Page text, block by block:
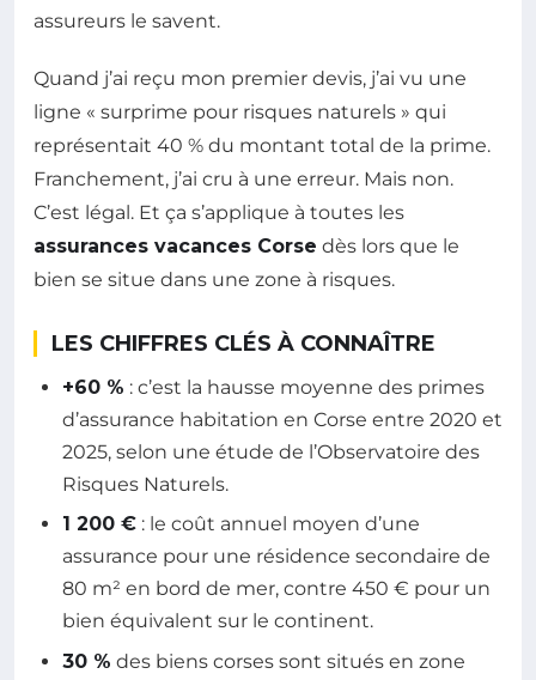
assureurs le savent.
Quand j’ai reçu mon premier devis, j’ai vu une
ligne « surprime pour risques naturels » qui
représentait 40 % du montant total de la prime.
Franchement, j’ai cru à une erreur. Mais non.
C’est légal. Et ça s’applique à toutes les
assurances vacances Corse dès lors que le
bien se situe dans une zone à risques.
LES CHIFFRES CLÉS À CONNAÎTRE
+60 % : c’est la hausse moyenne des primes
d’assurance habitation en Corse entre 2020 et
2025, selon une étude de l’Observatoire des
Risques Naturels.
1 200 € : le coût annuel moyen d’une
assurance pour une résidence secondaire de
80 m² en bord de mer, contre 450 € pour un
bien équivalent sur le continent.
30 % des biens corses sont situés en zone